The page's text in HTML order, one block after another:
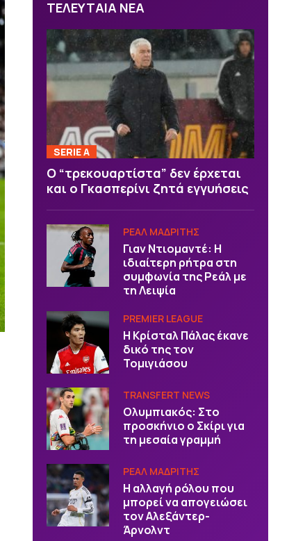
ΤΕΛΕΥΤΑΙΑ ΝΕΑ
SERIE A
Ο “τρεκουαρτίστα” δεν έρχεται
και ο Γκασπερίνι ζητά εγγυήσεις
ΡΕΑΛ ΜΑΔΡΙΤΗΣ
Γιαν Ντιομαντέ: Η
ιδιαίτερη ρήτρα στη
συμφωνία της Ρεάλ με
τη Λειψία
PREMIER LEAGUE
Η Κρίσταλ Πάλας έκανε
δικό της τον
Τομιγιάσου
TRANSFERT NEWS
Ολυμπιακός: Στο
προσκήνιο ο Σκίρι για
τη μεσαία γραμμή
ΡΕΑΛ ΜΑΔΡΙΤΗΣ
Η αλλαγή ρόλου που
μπορεί να απογειώσει
τον Αλεξάντερ-
Άρνολντ